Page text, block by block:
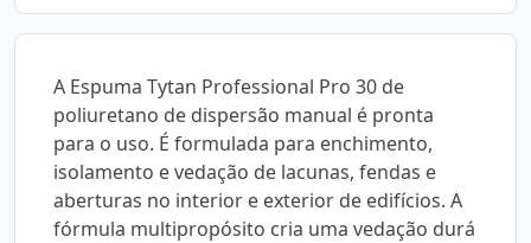
A Espuma Tytan Professional Pro 30 de
poliuretano de dispersão manual é pronta
para o uso. É formulada para enchimento,
isolamento e vedação de lacunas, fendas e
aberturas no interior e exterior de edifícios. A
fórmula multipropósito cria uma vedação durá